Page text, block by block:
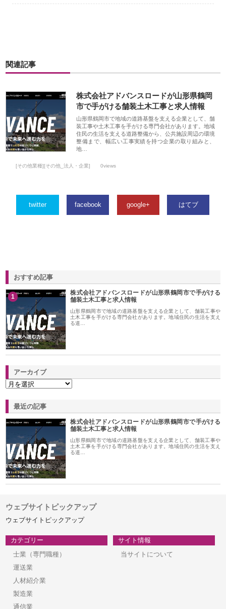
関連記事
株式会社アドバンスロードが山形県鶴岡
市で手がける舗装土木工事と求人情報
山形県鶴岡市で地域の道路基盤を支える企業として、舗
装工事や土木工事を手がける専門会社があります。地域
住民の生活を支える道路整備から、公共施設周辺の環境
整備まで、幅広い工事実績を持つ企業の取り組みと、
地…
[その他業種][その他_法人・企業] 0views
twitter facebook google+ はてブ
おすすめ記事
1
株式会社アドバンスロードが山形県鶴岡市で手がける
舗装土木工事と求人情報
山形県鶴岡市で地域の道路基盤を支える企業として、舗装工事や
土木工事を手がける専門会社があります。地域住民の生活を支え
る道…
アーカイブ
最近の記事
株式会社アドバンスロードが山形県鶴岡市で手がける
舗装土木工事と求人情報
山形県鶴岡市で地域の道路基盤を支える企業として、舗装工事や
土木工事を手がける専門会社があります。地域住民の生活を支え
る道…
ウェブサイトピックアップ
ウェブサイトピックアップ
カテゴリー
士業（専門職種）
運送業
人材紹介業
製造業
通信業
サイト情報
当サイトについて